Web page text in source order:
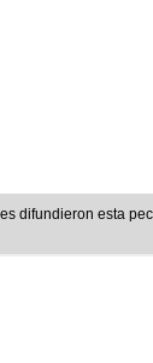
difundieron esta